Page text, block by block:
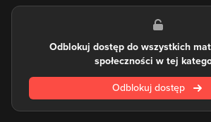
Z tego też powodu na popularności rosną
jak to jak projektować na iOS oraz jak
- a z kursami eduweb.pl nauka
mobilnych jest uporządkowana i spójna.
wytyczne Google oraz Apple w
urządzenia mobilne, jakie języki
Odblokuj dostęp do wszystkich
społeczności w tej
Odblokuj dostęp